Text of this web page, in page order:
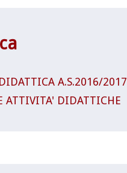
A.S.2016/2017
ATTIVITA' DIDATTICHE